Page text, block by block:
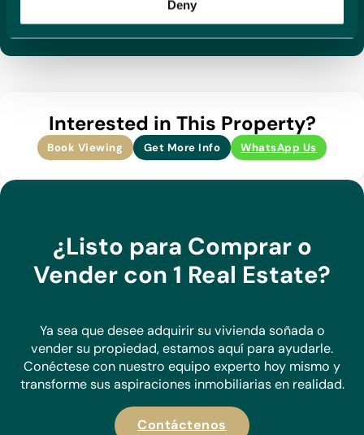
Deny
propiedades que están directamente listadas con nosotros,
necesidades.
Haz una consulta hoy y descubre por qué destacamos
Interested in This Property?
Book Viewing Get More Info WhatsApp Us
¿Listo para Comprar o
Vender con 1 Real Estate?
Ya sea que desee adquirir su vivienda soñada o
vender su propiedad, estamos aquí para ayudarle.
Conéctese con nuestro equipo experto hoy mismo y
transforme sus aspiraciones inmobiliarias en realidad.
Contáctenos